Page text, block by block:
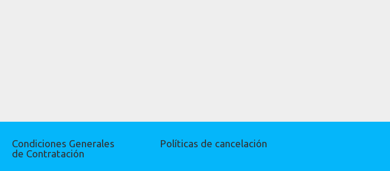
Condiciones Generales
de Contratación
Políticas de cancelación